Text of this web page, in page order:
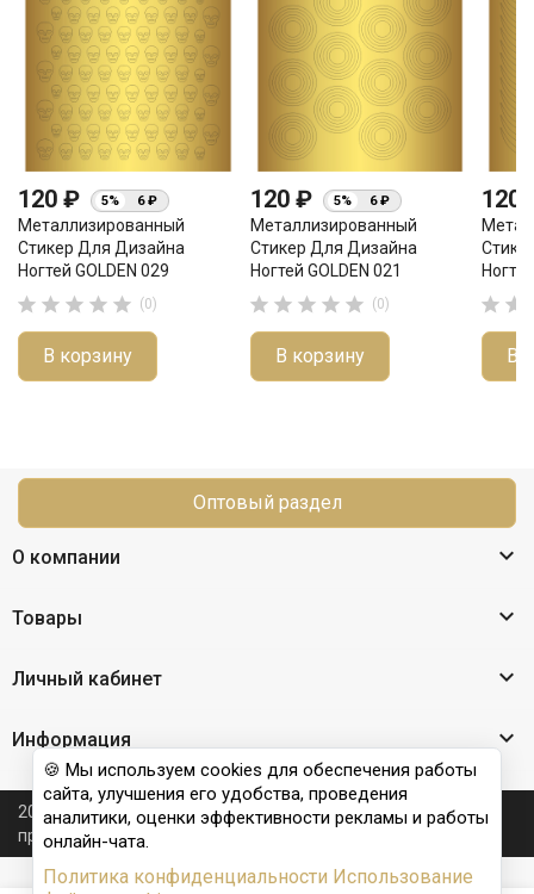
120 ₽ 5% 6 ₽
Металлизированный
Стикер Для Дизайна
Ногтей GOLDEN 029
     (0)
В корзину
120 ₽ 5% 6 ₽
Металлизированный
Стикер Для Дизайна
Ногтей GOLDEN 021
     (0)
В корзину
120
 
В
Оптовый раздел
О компании 
Товары 
Личный кабинет 
Информация 
2026 © Nail Club professional - официальный сайт
производителя бренда для наращивания ногтей
🍪 Мы используем cookies для обеспечения работы
сайта, улучшения его удобства, проведения
аналитики, оценки эффективности рекламы и работы
онлайн-чата.
Политика конфиденциальности Использование